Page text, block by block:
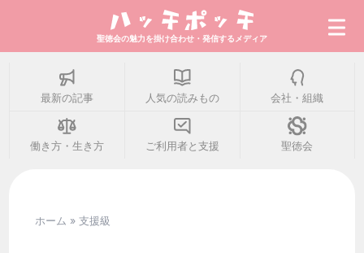
最新の記事
会社・組織
聖徳会の魅力を掛け合わせ・発信するメディア
最新の記事 人気の読みもの 会社・組織
働き方・生き方 ご利用者と支援 聖徳会
ホーム »支援級